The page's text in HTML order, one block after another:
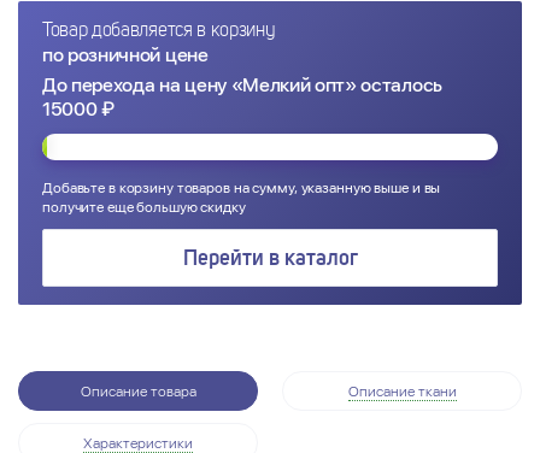
Товар добавляется в корзину
по розничной цене
До перехода на цену «Мелкий опт» осталось
15000 ₽
Добавьте в корзину товаров на сумму, указанную выше и вы
получите еще большую скидку
Перейти в каталог
Описание товара Описание ткани
Характеристики